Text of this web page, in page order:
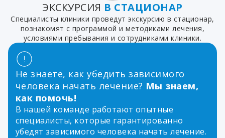
ЭКСКУРСИЯ В СТАЦИОНАР
Специалисты клиники проведут экскурсию в стационар,
познакомят с программой и методиками лечения,
условиями пребывания и сотрудниками клиники.
Не знаете, как убедить зависимого
человека начать лечение? Мы знаем,
как помочь!
В нашей команде работают опытные
специалисты, которые гарантированно
убедят зависимого человека начать лечение.